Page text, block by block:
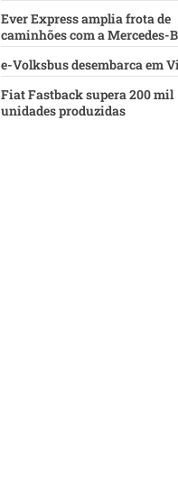
Ever Express amplia frota de
caminhões com a Mercedes-
e-Volksbus desembarca em
Fiat Fastback supera 200 mil
unidades produzidas